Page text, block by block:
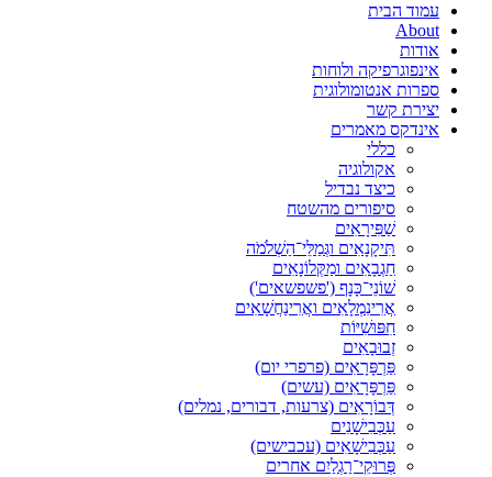
עמוד הבית
About
אודות
אינפוגרפיקה ולוחות
ספרות אנטומולוגית
יצירת קשר
אינדקס מאמרים
כללי
אקולוגיה
כיצד נבדיל
סיפורים מהשטח
שַׁפִּירָאִים
תִּיקָנָאִים וגְּמַלֵּי־הַשְׁלֹמֹה
חַגְבָאִים ומַקְּלוֹנָאִים
שׁוֹנֵי־כָּנָף ('פשפשאים')
אֲרִינִמְלָאִים ואֲרִינַחֲשָׁאִים
חִפּוּשִׁיּוֹת
זְבוּבָאִים
פַּרְפָּרָאִים (פרפרי יום)
פַּרְפָּרָאִים (עשים)
דְּבוֹרָאִים (צרעות, דבורים, נמלים)
עַכְּבִישָׁנִים
עַכְּבִישָׁאִים (עכבישים)
פְּרוּקֵי־רַגְלַיִם אחרים